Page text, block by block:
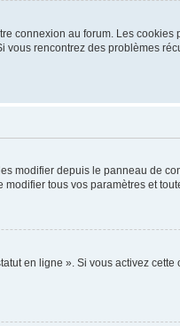
connexion au forum. Les cookies
rencontrez des problèmes
modifier depuis le panneau de
tous vos paramètres et
en ligne ». Si vous activez